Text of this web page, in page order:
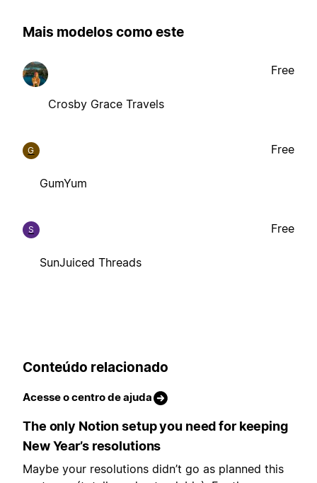
Mais modelos como este
Crosby Grace Travels
Free
G
GumYum
Free
S
SunJuiced Threads
Free
Conteúdo relacionado
Acesse o centro de ajuda
The only Notion setup you need for keeping
New Year’s resolutions
Maybe your resolutions didn’t go as planned this